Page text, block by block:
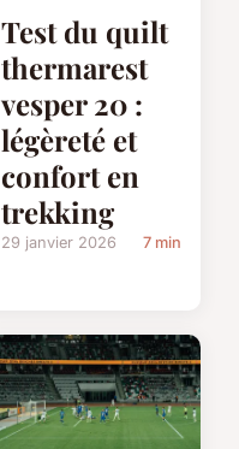
Test du quilt
thermarest
vesper 20 :
légèreté et
confort en
trekking
29 janvier 2026 7 min